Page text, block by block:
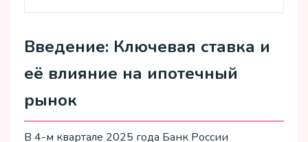
Введение: Ключевая ставка и
её влияние на ипотечный
рынок
В 4-м квартале 2025 года Банк России